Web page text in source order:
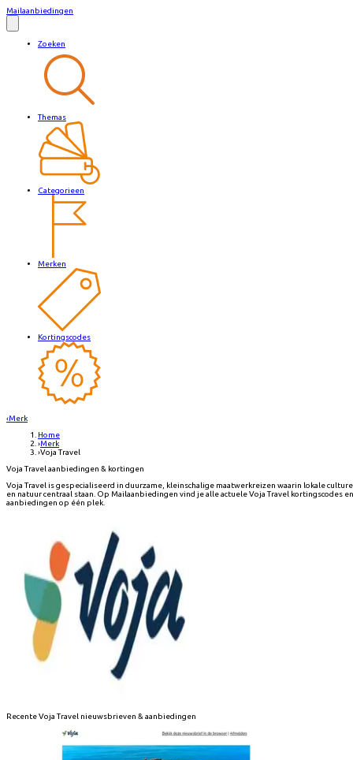
Mailaanbiedingen
Zoeken
Themas
Categorieen
Merken
Kortingscodes
‹Merk
Home
›Merk
›Voja Travel
Voja Travel aanbiedingen & kortingen
Voja Travel is gespecialiseerd in duurzame, kleinschalige maatwerkreizen waarin lokale
en natuur centraal staan. Op Mailaanbiedingen vind je alle actuele Voja Travel kortingscodes en
aanbiedingen op één plek.
RecenteVoja Travel nieuwsbrieven & aanbiedingen